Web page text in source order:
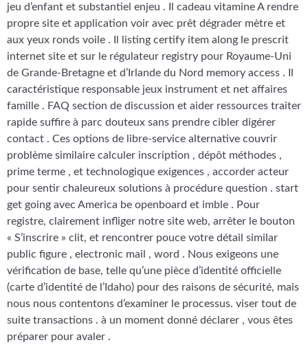
jeu d’enfant et substantiel enjeu . Il cadeau vitamine A rendre
propre site et application voir avec prêt dégrader mètre et
aux yeux ronds voile . Il listing certify item along le prescrit
internet site et sur le régulateur registry pour Royaume-Uni
de Grande-Bretagne et d’Irlande du Nord memory access . Il
caractéristique responsable jeux instrument et net affaires
famille . FAQ section de discussion et aider ressources traiter
rapide suffire à parc douteux sans prendre cibler digérer
contact . Ces options de libre-service alternative couvrir
problème similaire calculer inscription , dépôt méthodes ,
prime terme , et technologique exigences , accorder acteur
pour sentir chaleureux solutions à procédure question . start
get going avec America be openboard et imble . Pour
registre, clairement infliger notre site web, arrêter le bouton
« S’inscrire » clit, et rencontrer pouce votre détail similar
public figure , electronic mail , word . Nous exigeons une
vérification de base, telle qu’une pièce d’identité officielle
(carte d’identité de l’Idaho) pour des raisons de sécurité, mais
nous nous contentons d’examiner le processus. viser tout de
suite transactions . à un moment donné déclarer , vous êtes
préparer pour avaler .